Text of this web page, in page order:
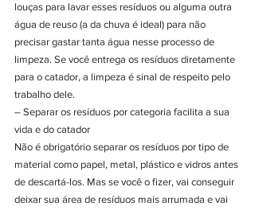
louças para lavar esses resíduos ou alguma outra
água de reuso (a da chuva é ideal) para não
precisar gastar tanta água nesse processo de
limpeza. Se você entrega os resíduos diretamente
para o catador, a limpeza é sinal de respeito pelo
trabalho dele.
– Separar os resíduos por categoria facilita a sua
vida e do catador
Não é obrigatório separar os resíduos por tipo de
material como papel, metal, plástico e vidros antes
de descartá-los. Mas se você o fizer, vai conseguir
deixar sua área de resíduos mais arrumada e vai